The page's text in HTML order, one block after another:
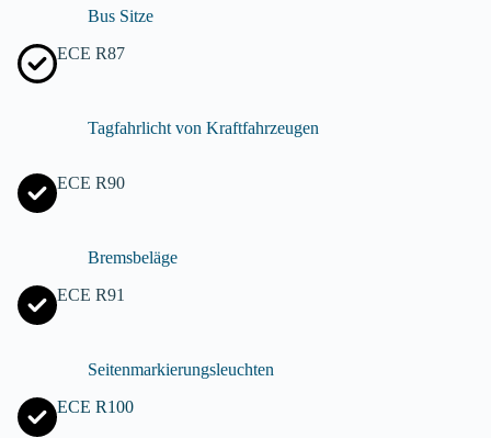
Bus Sitze
ECE R87
Tagfahrlicht von Kraftfahrzeugen
ECE R90
Bremsbeläge
ECE R91
Seitenmarkierungsleuchten
ECE R100